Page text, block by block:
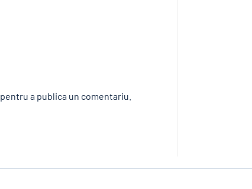
pentru a publica un comentariu.